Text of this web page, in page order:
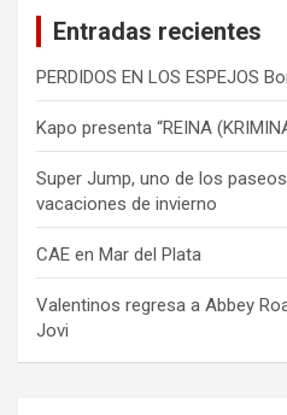
Entradas recientes
PERDIDOS EN LOS ESPEJOS
Kapo presenta “REINA
Super Jump, uno de los
vacaciones de invierno
CAE en Mar del Plata
Valentinos regresa a Abbey
Jovi